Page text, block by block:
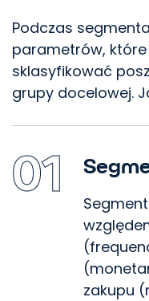
Podczas
parametrów,
sklasyfikować
grupy docelowej.
01
zakupu